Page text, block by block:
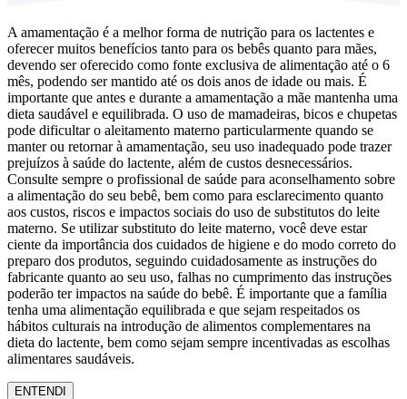
A amamentação é a melhor forma de nutrição para os lactentes e
oferecer muitos benefícios tanto para os bebês quanto para mães,
devendo ser oferecido como fonte exclusiva de alimentação até o 6
mês, podendo ser mantido até os dois anos de idade ou mais. É
importante que antes e durante a amamentação a mãe mantenha uma
dieta saudável e equilibrada. O uso de mamadeiras, bicos e chupetas
pode dificultar o aleitamento materno particularmente quando se
manter ou retornar à amamentação, seu uso inadequado pode trazer
prejuízos à saúde do lactente, além de custos desnecessários.
Consulte sempre o profissional de saúde para aconselhamento sobre
a alimentação do seu bebê, bem como para esclarecimento quanto
aos custos, riscos e impactos sociais do uso de substitutos do leite
materno. Se utilizar substituto do leite materno, você deve estar
ciente da importância dos cuidados de higiene e do modo correto do
preparo dos produtos, seguindo cuidadosamente as instruções do
fabricante quanto ao seu uso, falhas no cumprimento das instruções
poderão ter impactos na saúde do bebê. É importante que a família
tenha uma alimentação equilibrada e que sejam respeitados os
hábitos culturais na introdução de alimentos complementares na
dieta do lactente, bem como sejam sempre incentivadas as escolhas
alimentares saudáveis.
ENTENDI